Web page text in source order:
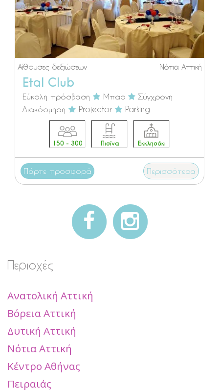
Νότια Αττική
Αίθουσες δεξιώσεων
Etal Club
Εύκολη πρόσβαση Μπαρ
Σύγχρονη
Διακόσμηση
Projector Parking
150 - 300 Πισίνα Εκκλησάκι
Πάρτε προσφορά Περισσότερα
Περιοχές
Ανατολική Αττική
Βόρεια Αττική
Δυτική Αττική
Νότια Αττική
Κέντρο Αθήνας
Πειραιάς